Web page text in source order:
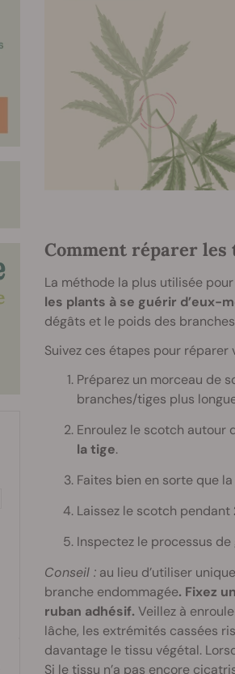
Comment réparer les
La méthode la plus utilisée
les plants à se guérir d’eux-
dégâts et le poids des
Suivez ces étapes pour réparer
Préparez un morceau de
branches/tiges plus
Enroulez le scotch autour
la tige.
Faites bien en sorte que
Laissez le scotch pendant
Inspectez le processus
Conseil :au lieu d’utiliser
branche endommagée. Fixez
ruban adhésif. Veillez à
lâche, les extrémités cassées
davantage le tissu végétal.
Si le tissu n’a pas encore